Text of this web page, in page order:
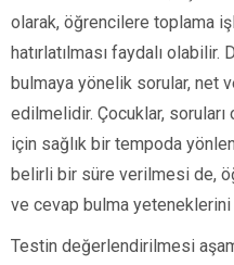
olarak, öğrencilere toplama
hatırlatılması faydalı olabilir.
bulmaya yönelik sorular, net
edilmelidir. Çocuklar, soruları
için sağlık bir tempoda
belirli bir süre verilmesi de,
ve cevap bulma
Testin değerlendirilmesi